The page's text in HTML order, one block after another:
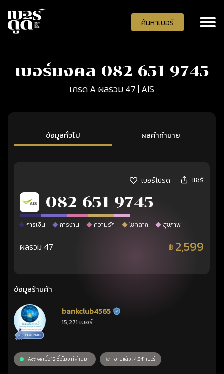
ค้นหาเบอร์
เบอร์มงคล 082-651-9745
เกรด A ผลรวม 47 | AIS
ข้อมูลทั่วไป ผลคำทำนาย
เบอร์โปรด แชร์
082-651-9745
การเงิน การงาน ความรัก โชคลาภ สุขภาพ
ผลรวม 47 ฿ 2,599
ข้อมูลร้านค้า
bankclub4565 ร้านยืนยันแล้ว
15,271 เบอร์
Active เมื่อ 12 ชั่วโมง ที่ผ่านมา ขายแล้ว : 4,841 เบอร์